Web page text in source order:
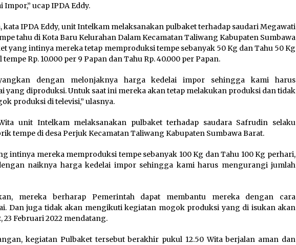
ucap IPDA Eddy.
kata IPDA Eddy, unit Intelkam melaksanakan pulbaket terhadap saudari Megawati
tahu di Kota Baru Kelurahan Dalam Kecamatan Taliwang Kabupaten Sumbawa
yang intinya mereka tetap memproduksi tempe sebanyak 50 Kg dan Tahu 50 Kg
Rp. 10.000 per 9 Papan dan Tahu Rp. 40.000 per Papan.
dengan melonjaknya harga kedelai impor sehingga kami harus
yang diproduksi. Untuk saat ini mereka akan tetap melakukan produksi dan tidak
produksi di televisi,” ulasnya.
unit Intelkam melaksanakan pulbaket terhadap saudara Safrudin selaku
tempe di desa Perjuk Kecamatan Taliwang Kabupaten Sumbawa Barat.
intinya mereka memproduksi tempe sebanyak 100 Kg dan Tahu 100 Kg perhari,
naiknya harga kedelai impor sehingga kami harus mengurangi jumlah
mereka berharap Pemerintah dapat membantu mereka dengan cara
Dan juga tidak akan mengikuti kegiatan mogok produksi yang di isukan akan
Februari 2022 mendatang.
kegiatan Pulbaket tersebut berakhir pukul 12.50 Wita berjalan aman dan